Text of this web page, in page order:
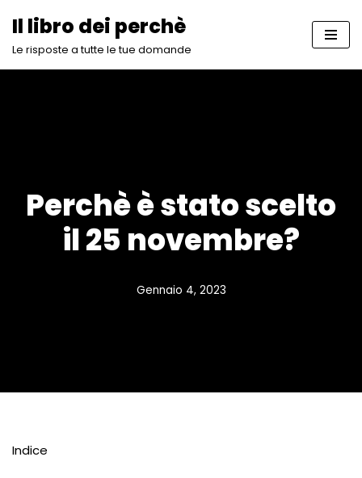
Vai
Il libro dei perchè
Le risposte a tutte le tue domande
Perchè è stato scelto
il 25 novembre?
Gennaio 4, 2023
Indice